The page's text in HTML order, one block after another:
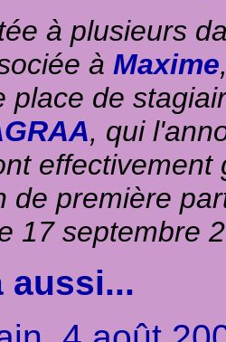
à plusieurs
à Maxime
place de
, qui
de première
17 septembre
aussi...